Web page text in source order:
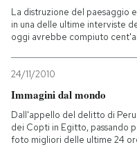
La distruzione del paesaggio
in una delle ultime interviste
oggi avrebbe compiuto
24/11/2010
Immagini dal mondo
Dall'appello del delitto di
dei Copti in Egitto, passando
foto migliori delle ultime 24